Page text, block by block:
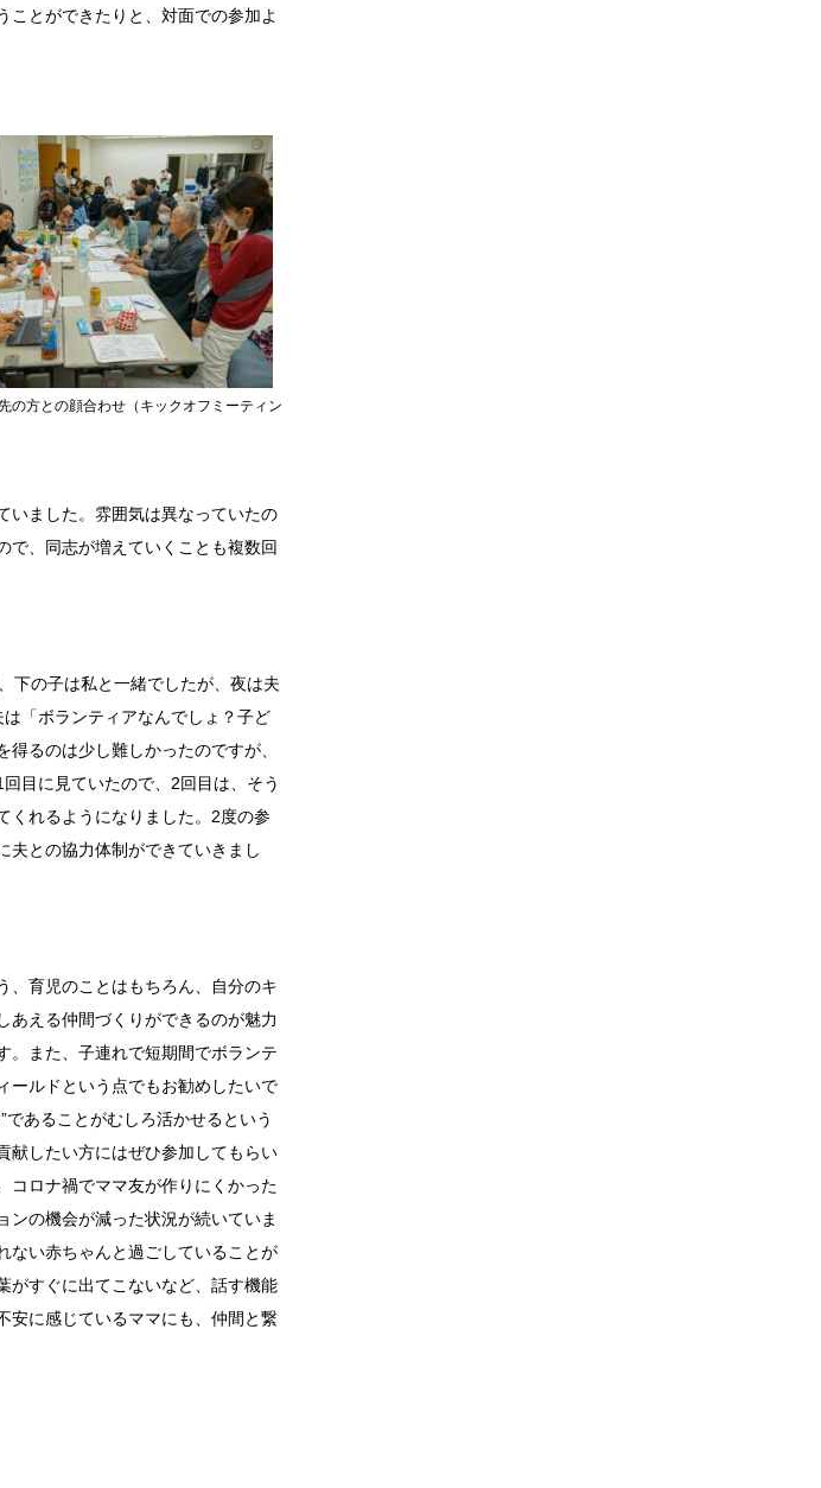
ことができたりと、対面での参加よ
の方との顔合わせ（キックオフミーティン
いました。雰囲気は異なっていたの
で、同志が増えていくことも複数回
下の子は私と一緒でしたが、夜は夫
「ボランティアなんでしょ？子ど
るのは少し難しかったのですが、
目に見ていたので、2回目は、そう
くれるようになりました。2度の参
夫との協力体制ができていきまし
、育児のことはもちろん、自分のキ
あえる仲間づくりができるのが魅力
。また、子連れで短期間でボランテ
ールドという点でもお勧めしたいで
であることがむしろ活かせるという
献したい方にはぜひ参加してもらい
コロナ禍でママ友が作りにくかった
ンの機会が減った状況が続いていま
ない赤ちゃんと過ごしていることが
がすぐに出てこないなど、話す機能
安に感じているママにも、仲間と繋